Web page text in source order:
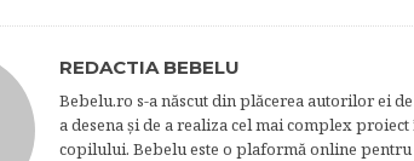
REDACTIA BEBELU
Bebelu.ro s-a născut din plăcerea autorilor ei
a desena şi de a realiza cel mai complex
copilului. Bebelu este o plaformă online